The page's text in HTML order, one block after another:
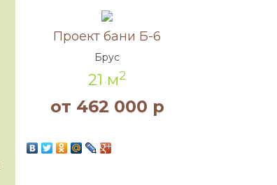
Проект бани Б-6
Брус
21 м2
от 462 000 р